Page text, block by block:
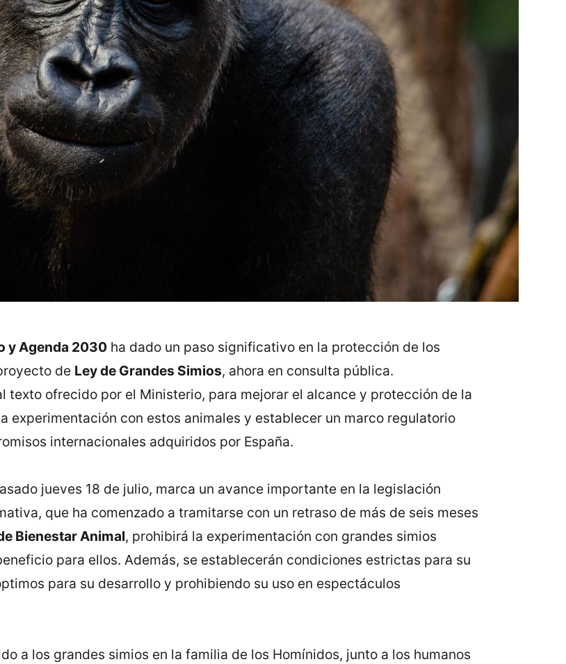
y Agenda 2030ha dado un paso significativo en la protección de los
de Ley de Grandes Simios, ahora en consulta pública.
texto ofrecido por el Ministerio, para mejorar el alcance y protección de la
experimentación con estos animales y establecer un marco regulatorio
internacionales adquiridos por España.
jueves 18 de julio, marca un avance importante en la legislación
que ha comenzado a tramitarse con un retraso de más de seis meses
Bienestar Animal, prohibirá la experimentación con grandes simios
para ellos. Además, se establecerán condiciones estrictas para su
para su desarrollo y prohibiendo su uso en espectáculos
a los grandes simios en la familia de los Homínidos, junto a los humanos